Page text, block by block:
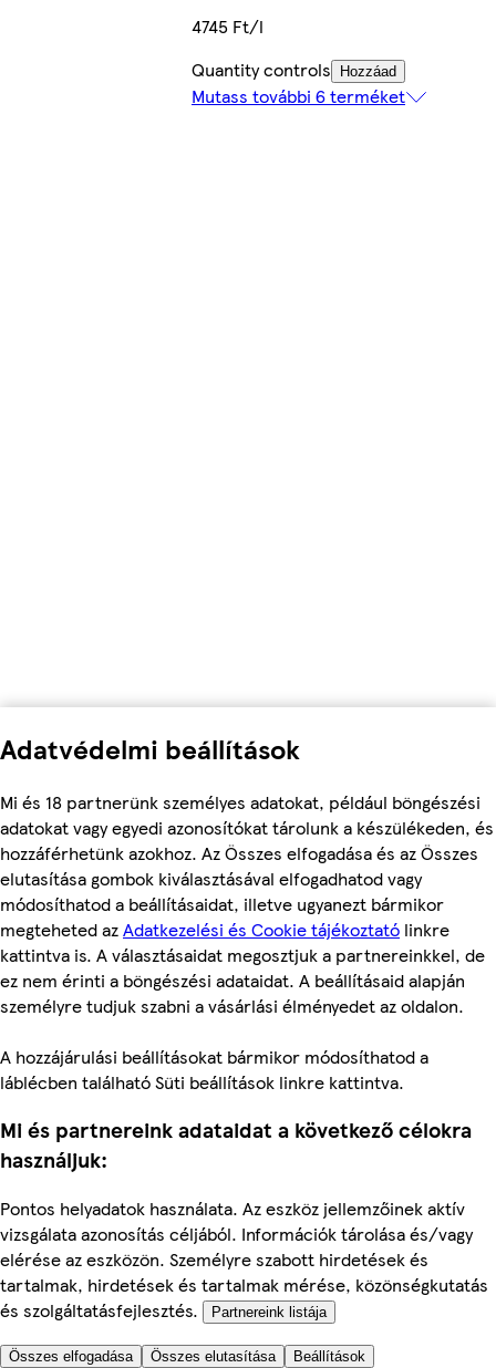
Adatvédelmi beállítások
Mi és 18 partnerünk személyes adatokat, például böngészési
adatokat vagy egyedi azonosítókat tárolunk a készülékeden, és
hozzáférhetünk azokhoz. Az Összes elfogadása és az Összes
elutasítása gombok kiválasztásával elfogadhatod vagy
módosíthatod a beállításaidat, illetve ugyanezt bármikor
megteheted azAdatkezelési és Cookie tájékoztató linkre
kattintva is. A választásaidat megosztjuk a partnereinkkel, de
ez nem érinti a böngészési adataidat. A beállításaid alapján
személyre tudjuk szabni a vásárlási élményedet az oldalon.
A hozzájárulási beállításokat bármikor módosíthatod a
láblécben található Süti beállítások linkre kattintva.
Mi és partnereink adataidat a következő célokra
használjuk:
Pontos helyadatok használata. Az eszköz jellemzőinek aktív
vizsgálata azonosítás céljából. Információk tárolása és/vagy
elérése az eszközön. Személyre szabott hirdetések és
tartalmak, hirdetések és tartalmak mérése, közönségkutatás
és szolgáltatásfejlesztés.
Partnereink listája
Összes elfogadása Összes elutasítása Beállítások
4745 Ft/l
Quantity controls
Hozzáad
Mutass további 6 terméket